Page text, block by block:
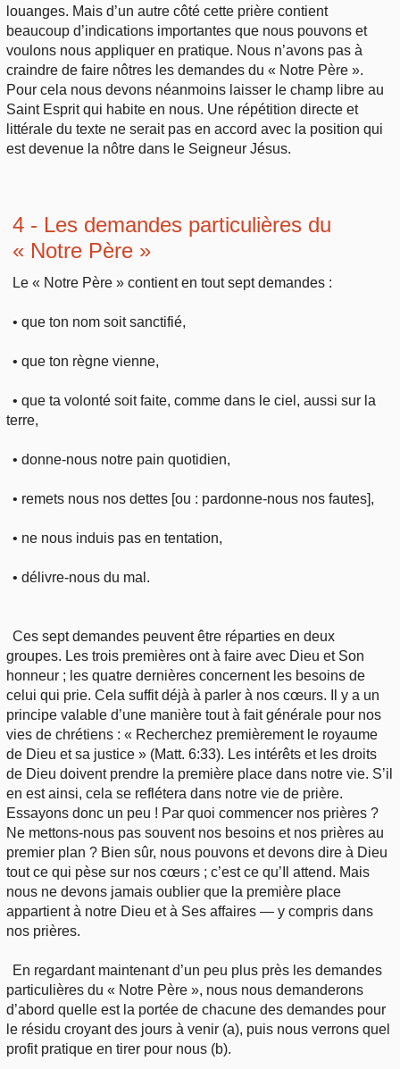
louanges. Mais d’un autre côté cette prière contient
beaucoup d’indications importantes que nous pouvons et
voulons nous appliquer en pratique. Nous n’avons pas à
craindre de faire nôtres les demandes du « Notre Père ».
Pour cela nous devons néanmoins laisser le champ libre au
Saint Esprit qui habite en nous. Une répétition directe et
littérale du texte ne serait pas en accord avec la position qui
est devenue la nôtre dans le Seigneur Jésus.
4 - Les demandes particulières du
« Notre Père »
Le « Notre Père » contient en tout sept demandes :
• que ton nom soit sanctifié,
• que ton règne vienne,
• que ta volonté soit faite, comme dans le ciel, aussi sur la
terre,
• donne-nous notre pain quotidien,
• remets nous nos dettes [ou : pardonne-nous nos fautes],
• ne nous induis pas en tentation,
• délivre-nous du mal.
Ces sept demandes peuvent être réparties en deux
groupes. Les trois premières ont à faire avec Dieu et Son
honneur ; les quatre dernières concernent les besoins de
celui qui prie. Cela suffit déjà à parler à nos cœurs. Il y a un
principe valable d’une manière tout à fait générale pour nos
vies de chrétiens : « Recherchez premièrement le royaume
de Dieu et sa justice » (Matt. 6:33). Les intérêts et les droits
de Dieu doivent prendre la première place dans notre vie. S’il
en est ainsi, cela se reflétera dans notre vie de prière.
Essayons donc un peu ! Par quoi commencer nos prières ?
Ne mettons-nous pas souvent nos besoins et nos prières au
premier plan ? Bien sûr, nous pouvons et devons dire à Dieu
tout ce qui pèse sur nos cœurs ; c’est ce qu’Il attend. Mais
nous ne devons jamais oublier que la première place
appartient à notre Dieu et à Ses affaires — y compris dans
nos prières.
En regardant maintenant d’un peu plus près les demandes
particulières du « Notre Père », nous nous demanderons
d’abord quelle est la portée de chacune des demandes pour
le résidu croyant des jours à venir (a), puis nous verrons quel
profit pratique en tirer pour nous (b).